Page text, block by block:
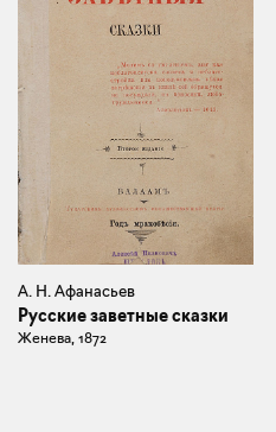
А. Н. Афанасьев
Русские заветные сказки
Женева, 1872